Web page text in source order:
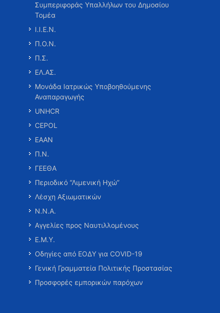
Συμπεριφοράς Υπαλλήλων του Δημοσίου
Τομέα
Ι.Ι.Ε.Ν.
Π.Ο.Ν.
Π.Σ.
ΕΛ.ΑΣ.
Μονάδα Ιατρικώς Υποβοηθούμενης
Αναπαραγωγής
UNHCR
CEPOL
ΕΑΑΝ
Π.Ν.
ΓΕΕΘΑ
Περιοδικό “Λιμενική Ηχώ”
Λέσχη Αξιωματικών
Ν.Ν.Α.
Αγγελίες προς Ναυτιλλομένους
Ε.Μ.Υ.
Οδηγίες από ΕΟΔΥ για COVID-19
Γενική Γραμματεία Πολιτικής Προστασίας
Προσφορές εμπορικών παρόχων